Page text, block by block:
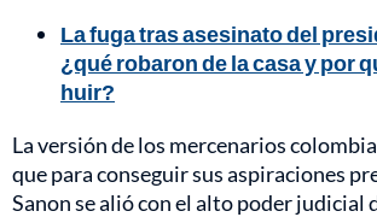
La fuga tras asesinato del
¿qué robaron de la casa y por
huir?
La versión de los mercenarios
que para conseguir sus aspiraciones
Sanon se alió con el alto poder judicial